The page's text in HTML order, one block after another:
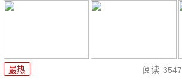
最热 阅读 3547